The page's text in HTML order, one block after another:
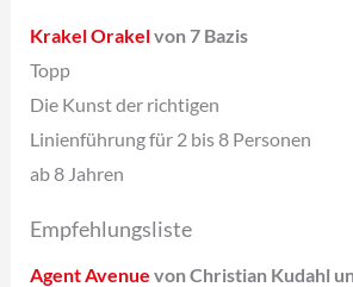
Krakel Orakelvon 7 Bazis
Topp
Die Kunst der richtigen
Linienführungfür 2 bis 8 Personen
ab 8 Jahren
Empfehlungsliste
Agent Avenue von Christian Kudahl